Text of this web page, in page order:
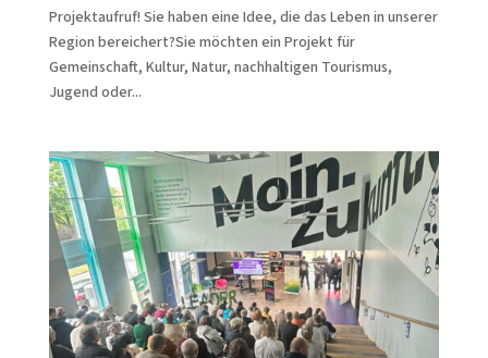
Projektaufruf! Sie haben eine Idee, die das Leben in unserer
Region bereichert?Sie möchten ein Projekt für
Gemeinschaft, Kultur, Natur, nachhaltigen Tourismus,
Jugend oder...